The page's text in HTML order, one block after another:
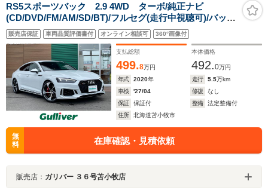
RS5スポーツバック 2.9 4WD ターボ/純正ナビ
(CD/DVD/FM/AM/SD/BT)/フルセグ(走行中視聴可)/バック
カメラ/フロントカメラ/全周囲カメラ/アイドリングストッ
プ/パーキングアシスト/クルーズコントロール
販売店保証 車両品質評価書付 オンライン相談可 360°画像付
支払総額
499.8万円
本体価格
492.0万円
年式
2020年 走行 5.5万km
車検
'27/04 修復
なし
保証
保証付 整備
法定整備付
住所
北海道苫小牧市
無
料
在庫確認・見積依頼
販売店： ガリバー ３６号苫小牧店